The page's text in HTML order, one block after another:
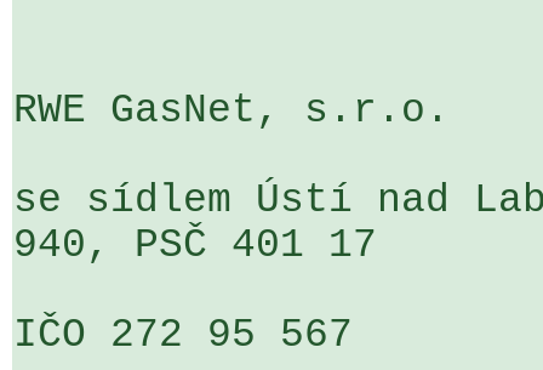
RWE GasNet, s.r.o.
se sídlem Ústí nad
940, PSČ 401 17
IČO 272 95 567